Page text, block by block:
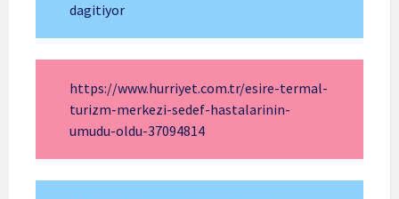
dagitiyor
https://www.hurriyet.com.tr/esire-termal-
turizm-merkezi-sedef-hastalarinin-
umudu-oldu-37094814